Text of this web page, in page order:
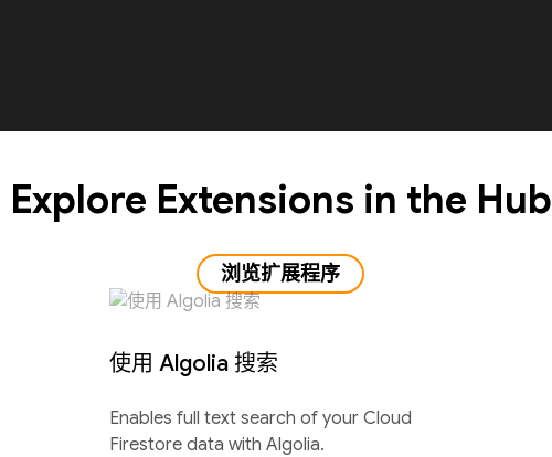
Explore Extensions in the Hub
浏览扩展程序
使用 Algolia 搜索
Enables full text search of your Cloud
Firestore data with Algolia.